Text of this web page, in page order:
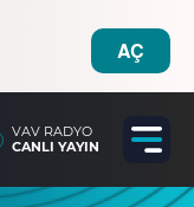
AÇ
VAV RADYO
CANLI YAYIN